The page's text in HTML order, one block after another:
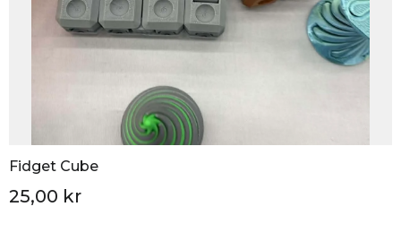
Fidget Cube
25,00 kr